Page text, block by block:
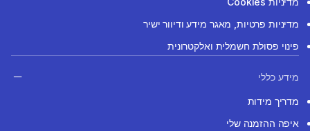
מדיניות פרטיות, מאגר מידע ודיוור ישיר
פינוי פסולת חשמלית ואלקטרונית
מידע כללי
מדריך מידות
איפה ההזמנה שלי